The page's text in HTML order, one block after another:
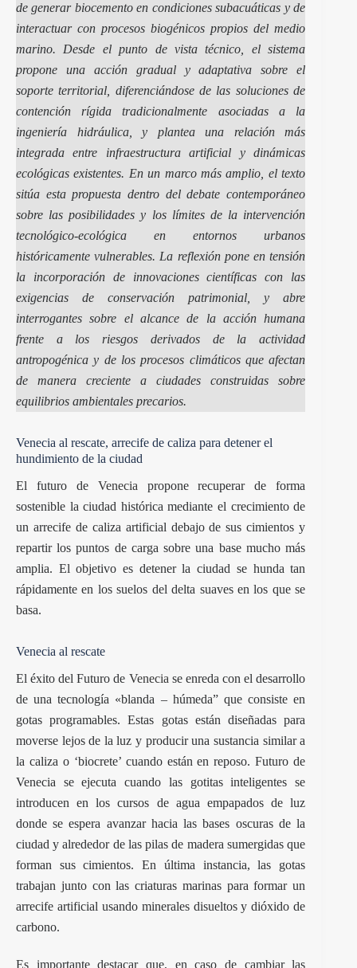
de generar biocemento en condiciones subacuáticas y de
interactuar con procesos biogénicos propios del medio
marino. Desde el punto de vista técnico, el sistema
propone una acción gradual y adaptativa sobre el
soporte territorial, diferenciándose de las soluciones de
contención rígida tradicionalmente asociadas a la
ingeniería hidráulica, y plantea una relación más
integrada entre infraestructura artificial y dinámicas
ecológicas existentes. En un marco más amplio, el texto
sitúa esta propuesta dentro del debate contemporáneo
sobre las posibilidades y los límites de la intervención
tecnológico-ecológica en entornos urbanos
históricamente vulnerables. La reflexión pone en tensión
la incorporación de innovaciones científicas con las
exigencias de conservación patrimonial, y abre
interrogantes sobre el alcance de la acción humana
frente a los riesgos derivados de la actividad
antropogénica y de los procesos climáticos que afectan
de manera creciente a ciudades construidas sobre
equilibrios ambientales precarios.
Venecia al rescate, arrecife de caliza para detener el
hundimiento de la ciudad
El futuro de Venecia propone recuperar de forma
sostenible la ciudad histórica mediante el crecimiento de
un arrecife de caliza artificial debajo de sus cimientos y
repartir los puntos de carga sobre una base mucho más
amplia. El objetivo es detener la ciudad se hunda tan
rápidamente en los suelos del delta suaves en los que se
basa.
Venecia al rescate
El éxito del Futuro de Venecia se enreda con el desarrollo
de una tecnología «blanda – húmeda” que consiste en
gotas programables. Estas gotas están diseñadas para
moverse lejos de la luz y producir una sustancia similar a
la caliza o ‘biocrete’ cuando están en reposo. Futuro de
Venecia se ejecuta cuando las gotitas inteligentes se
introducen en los cursos de agua empapados de luz
donde se espera avanzar hacia las bases oscuras de la
ciudad y alrededor de las pilas de madera sumergidas que
forman sus cimientos. En última instancia, las gotas
trabajan junto con las criaturas marinas para formar un
arrecife artificial usando minerales disueltos y dióxido de
carbono.
Es importante destacar que, en caso de cambiar las